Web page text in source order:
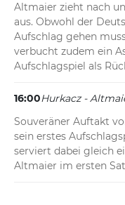
Altmaier zieht nach
aus. Obwohl der
Aufschlag gehen
verbucht zudem ein
Aufschlagspiel als
16:00Hurkacz -
Souveräner Auftakt
sein erstes
serviert dabei gleich
Altmaier im ersten